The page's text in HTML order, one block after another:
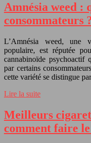
Amnésia weed :
consommateurs
L’Amnésia weed, une
populaire, est réputée
cannabinoïde psychoactif
par certains
cette variété se distingue
Lire la suite
Meilleurs
comment faire